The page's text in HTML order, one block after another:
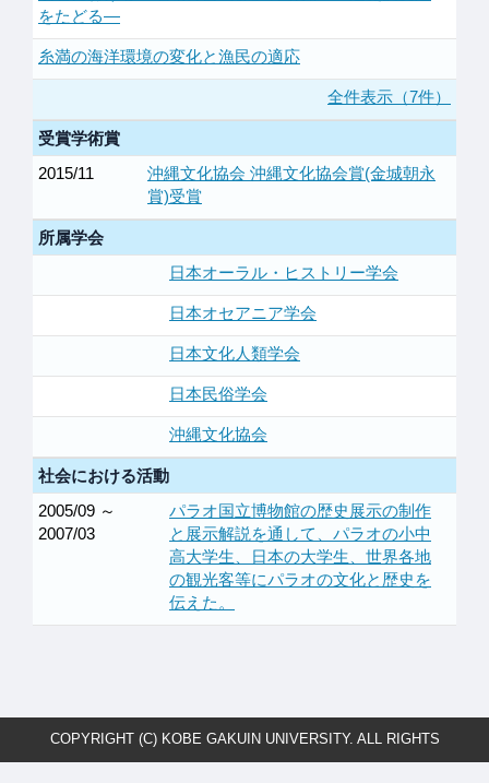
をたどる―
糸満の海洋環境の変化と漁民の適応
全件表示（7件）
受賞学術賞
2015/11
沖縄文化協会 沖縄文化協会賞(金城朝永
賞)受賞
所属学会
日本オーラル・ヒストリー学会
日本オセアニア学会
日本文化人類学会
日本民俗学会
沖縄文化協会
社会における活動
2005/09 ～
2007/03
パラオ国立博物館の歴史展示の制作
と展示解説を通して、パラオの小中
高大学生、日本の大学生、世界各地
の観光客等にパラオの文化と歴史を
伝えた。
COPYRIGHT (C) KOBE GAKUIN UNIVERSITY. ALL RIGHTS